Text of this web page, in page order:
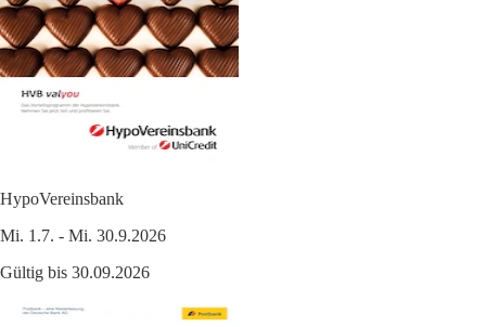
HypoVereinsbank
Mi. 1.7. - Mi. 30.9.2026
Gültig bis 30.09.2026